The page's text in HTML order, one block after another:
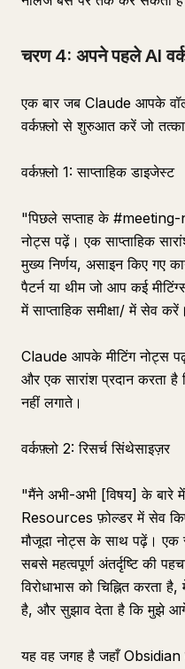
चरण 4: अपने पहले AI
एक बार जब Claude आपके
वर्कफ़्लो से शुरुआत करें जो
वर्कफ़्लो 1: साप्ताहिक डाइजेस्ट
"पिछले सप्ताह के
नोट्स पढ़ें। एक साप्ताहिक
मुख्य निर्णय, असाइन किए गए
पैटर्न या थीम जो आप कई
में साप्ताहिक समीक्षा/ में सेव
Claude आपके मीटिंग नोट्स
और एक सारांश प्रदान करता
नहीं लगाते।
वर्कफ़्लो 2: रिसर्च सिंथेसाइज़र
"मैंने अभी-अभी [विषय] के बारे
Resources फ़ोल्डर में सेव
मौजूदा नोट्स के साथ पढ़ें। एक
सबसे महत्वपूर्ण अंतर्दृष्टि की
विरोधाभास को चिह्नित करता
है, और सुझाव देता है कि मुझे आगे
यह वह जगह है जहाँ